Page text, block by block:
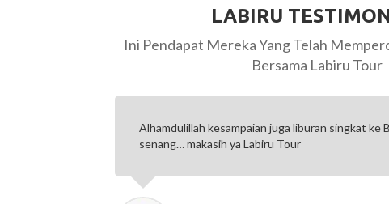
LABIRU
Ini Pendapat Mereka Yang Telah
Bersama Labiru Tour
Alhamdulillah kesampaian juga liburan singkat ke
senang… makasih ya Labiru Tour